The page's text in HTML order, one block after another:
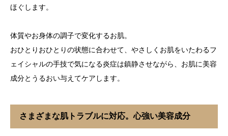
ほぐします。
体質やお身体の調子で変化するお肌。
おひとりおひとりの状態に合わせて、やさしくお肌をいたわるフ
ェイシャルの手技で気になる炎症は鎮静させながら、お肌に美容
成分とうるおい与えてケアします。
さまざまな肌トラブルに対応。心強い美容成分